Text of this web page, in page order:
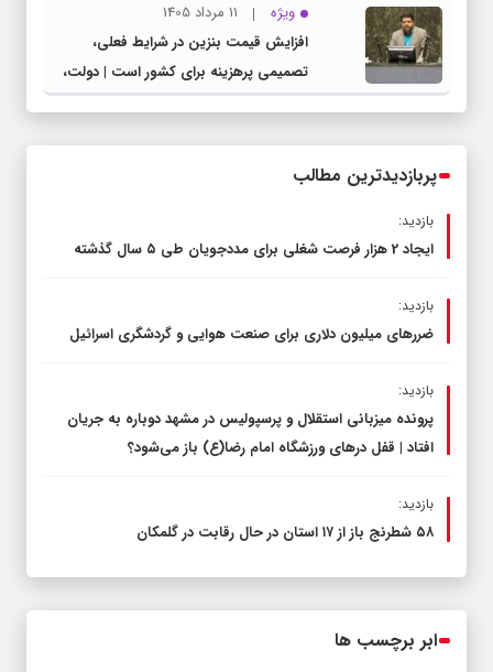
ویژه
11 مرداد 1405
افزایش قیمت بنزین در شرایط فعلی،
تصمیمی پرهزینه برای کشور است | دولت،
قاچاق سوخت و عوامل اصلی ناترازی را
پربازدیدترین مطالب
بازدید:
ایجاد 2 هزار فرصت شغلی برای مددجویان طی ۵ سال گذشته
بازدید:
ضررهای میلیون دلاری برای صنعت هوایی و گردشگری اسرائیل
بازدید:
پرونده میزبانی استقلال و پرسپولیس در مشهد دوباره به جریان
افتاد | قفل در‌های ورزشگاه امام رضا(ع) باز می‌شود؟
بازدید:
۵۸ شطرنج‌ باز از ۱۷ استان در حال رقابت در گلمکان
ابر برچسب ها